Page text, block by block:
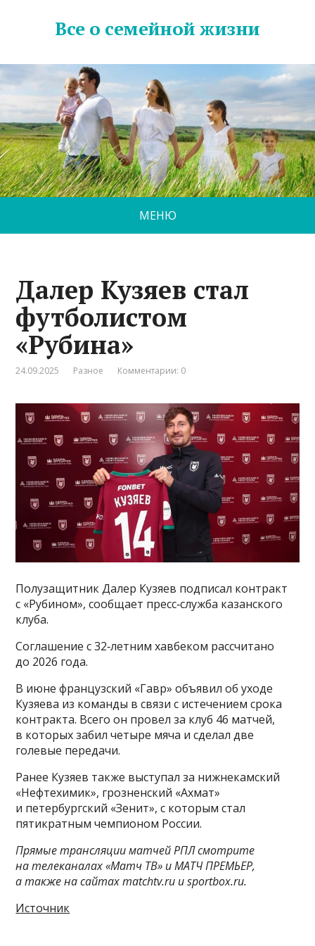
Все о семейной жизни
МЕНЮ
Далер Кузяев стал
футболистом
«Рубина»
24.09.2025 Разное Комментарии: 0
Полузащитник Далер Кузяев подписал контракт
с «Рубином», сообщает пресс‑служба казанского
клуба.
Соглашение с 32‑летним хавбеком рассчитано
до 2026 года.
В июне французский «Гавр» объявил об уходе
Кузяева из команды в связи с истечением срока
контракта. Всего он провел за клуб 46 матчей,
в которых забил четыре мяча и сделал две
голевые передачи.
Ранее Кузяев также выступал за нижнекамский
«Нефтехимик», грозненский «Ахмат»
и петербургский «Зенит», с которым стал
пятикратным чемпионом России.
Прямые трансляции матчей РПЛ смотрите
на телеканалах «Матч ТВ» и МАТЧ ПРЕМЬЕР,
а также на сайтах matchtv.ru и sportbox.ru.
Источник